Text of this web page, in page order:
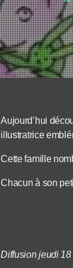
Aujourd’hui
illustratrice
Cette famille
Chacun à son
Diffusion jeudi